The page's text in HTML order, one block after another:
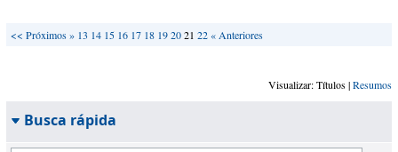
<< Próximos » 13 14 15 16 17 18 192021 22« Anteriores
Visualizar: Títulos |Resumos
Busca rápida